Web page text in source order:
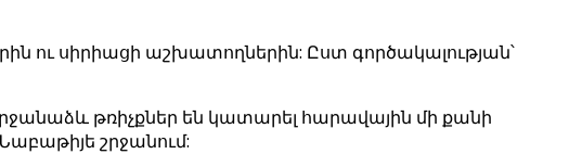
ու սիրիացի աշխատողներին: Ըստ գործակալության՝
թռիչքներ են կատարել հարավային մի քանի
շրջանում: